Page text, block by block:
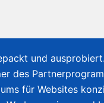
und
des
für Websites